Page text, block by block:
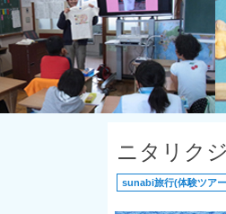
ニタリク
sunabi旅行(体験ツア